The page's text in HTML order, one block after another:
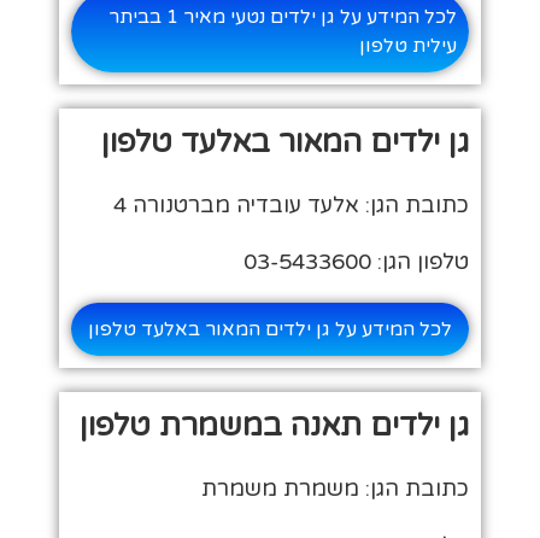
לכל המידע על גן ילדים נטעי מאיר 1 בביתר
עילית טלפון
גן ילדים המאור באלעד טלפון
כתובת הגן: אלעד עובדיה מברטנורה 4
טלפון הגן: 03-5433600
לכל המידע על גן ילדים המאור באלעד טלפון
גן ילדים תאנה במשמרת טלפון
כתובת הגן: משמרת משמרת